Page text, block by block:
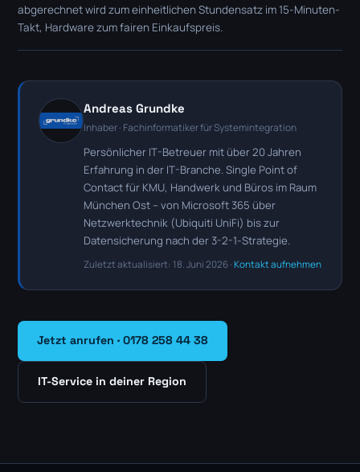
abgerechnet wird zum einheitlichen Stundensatz im 15-Minuten-
Takt, Hardware zum fairen Einkaufspreis.
Andreas Grundke
Inhaber · Fachinformatiker für Systemintegration
Persönlicher IT-Betreuer mit über 20 Jahren
Erfahrung in der IT-Branche. Single Point of
Contact für KMU, Handwerk und Büros im Raum
München Ost – von Microsoft 365 über
Netzwerktechnik (Ubiquiti UniFi) bis zur
Datensicherung nach der 3-2-1-Strategie.
Zuletzt aktualisiert: 18. Juni 2026 ·Kontakt aufnehmen
Jetzt anrufen · 0178 258 44 38
IT-Service in deiner Region